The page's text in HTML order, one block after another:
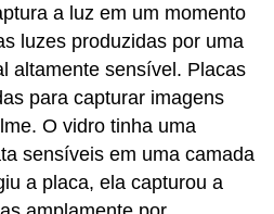
a luz em um momento
luzes produzidas por uma
altamente sensível. Placas
para capturar imagens
O vidro tinha uma
sensíveis em uma camada
a placa, ela capturou a